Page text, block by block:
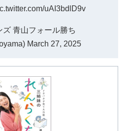
uAI3bdlD9v
青山フォール勝ち
March 27, 2025